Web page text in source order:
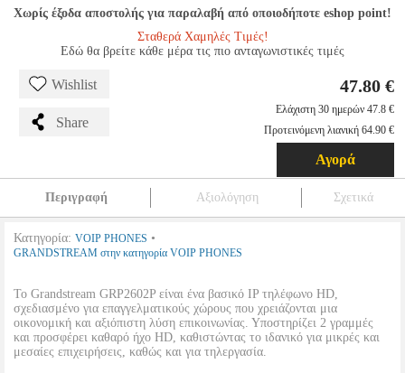
Χωρίς έξοδα αποστολής για παραλαβή από οποιοδήποτε eshop point!
Σταθερά Χαμηλές Τιμές!
Εδώ θα βρείτε κάθε μέρα τις πιο ανταγωνιστικές τιμές
Wishlist
Share
47.80 €
Ελάχιστη 30 ημερών 47.8 €
Προτεινόμενη λιανική 64.90 €
Αγορά
Περιγραφή Αξιολόγηση Σχετικά
Κατηγορία: VOIP PHONES •
GRANDSTREAM στην κατηγορία VOIP PHONES
Το Grandstream GRP2602P είναι ένα βασικό IP τηλέφωνο HD,
σχεδιασμένο για επαγγελματικούς χώρους που χρειάζονται μια
οικονομική και αξιόπιστη λύση επικοινωνίας. Υποστηρίζει 2 γραμμές
και προσφέρει καθαρό ήχο HD, καθιστώντας το ιδανικό για μικρές και
μεσαίες επιχειρήσεις, καθώς και για τηλεργασία.